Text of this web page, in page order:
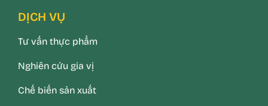
DỊCH VỤ
Tư vấn thực phẩm
Nghiên cứu gia vị
Chế biến sản xuất